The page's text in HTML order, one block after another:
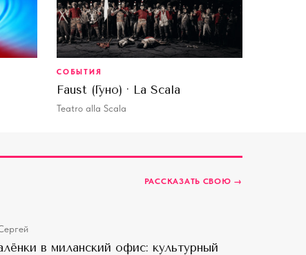
СОБЫТИЯ
Faust (Гуно) · La Scala
Teatro alla Scala
РАССКАЗАТЬ СВОЮ →
в миланский офис: культурный